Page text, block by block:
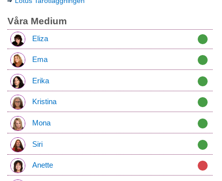
Våra Medium
Eliza
Ema
Erika
Kristina
Mona
Siri
Anette